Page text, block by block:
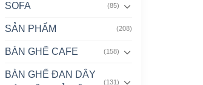
SOFA (85)
SẢN PHẨM (208)
BÀN GHẾ CAFE (158)
BÀN GHẾ ĐAN DÂY
(131)